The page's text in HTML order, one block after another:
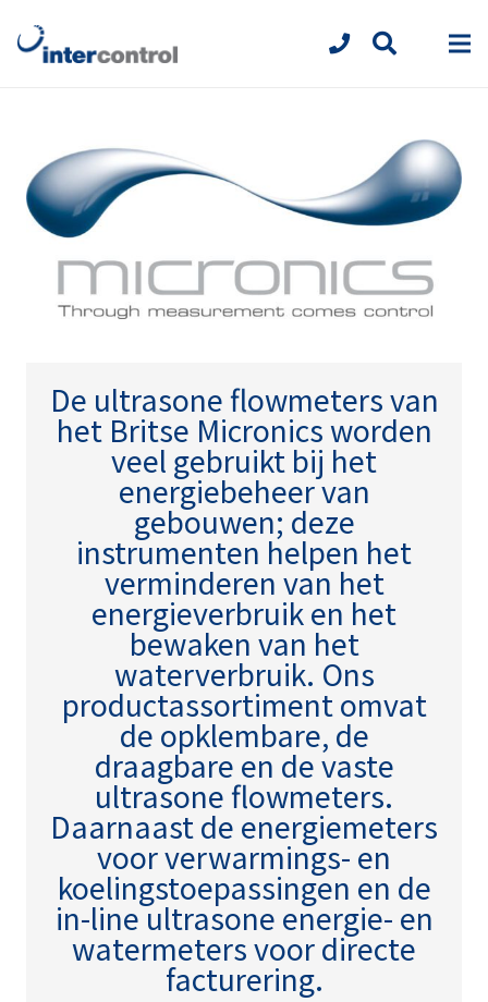
De ultrasone flowmeters van
het Britse Micronicsworden
veel gebruikt bij het
energiebeheer van
gebouwen; deze
instrumenten helpen het
verminderen van het
energieverbruik en het
bewaken van het
waterverbruik. Ons
productassortiment omvat
de opklembare, de
draagbare en de vaste
ultrasone flowmeters.
Daarnaast de energiemeters
voor verwarmings- en
koelingstoepassingen en de
in-line ultrasone energie- en
watermeters voor directe
facturering.